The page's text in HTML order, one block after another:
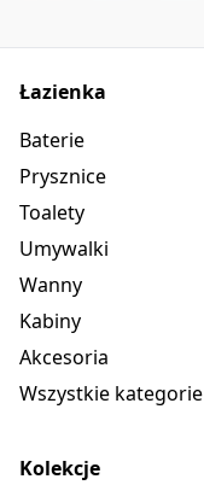
Łazienka
Baterie
Prysznice
Toalety
Umywalki
Wanny
Kabiny
Akcesoria
Wszystkie kategorie
Kolekcje